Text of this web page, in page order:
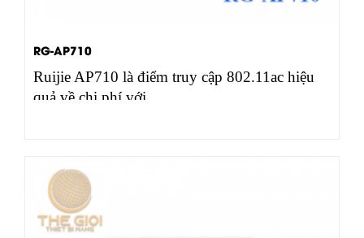
RG-AP710
Ruijie AP710 là điểm truy cập 802.11ac hiệu
quả về chi phí với…